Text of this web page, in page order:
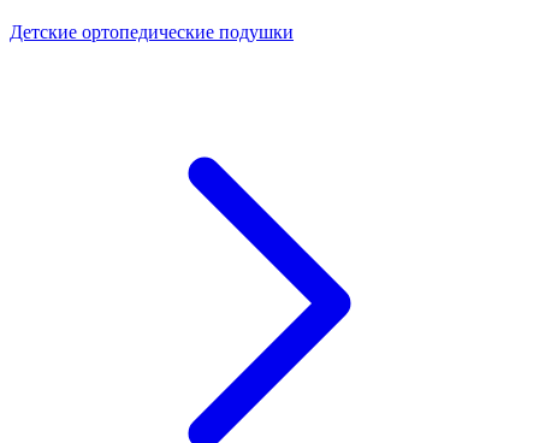
Детские ортопедические подушки